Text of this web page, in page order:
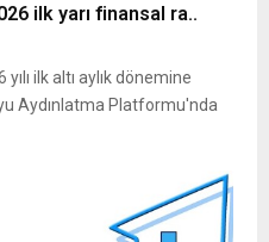
ilk yarı finansal ra..
ilk altı aylık dönemine
Aydınlatma Platformu'nda